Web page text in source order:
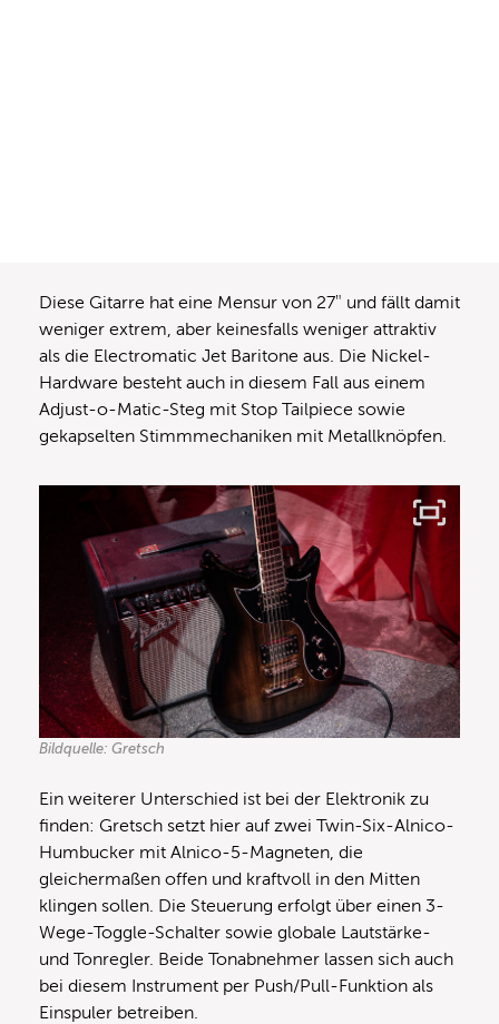
Diese Gitarre hat eine Mensur von 27″ und fällt damit
weniger extrem, aber keinesfalls weniger attraktiv
als die Electromatic Jet Baritone aus. Die Nickel-
Hardware besteht auch in diesem Fall aus einem
Adjust-o-Matic-Steg mit Stop Tailpiece sowie
gekapselten Stimmmechaniken mit Metallknöpfen.
Bildquelle: Gretsch
Ein weiterer Unterschied ist bei der Elektronik zu
finden: Gretsch setzt hier auf zwei Twin-Six-Alnico-
Humbucker mit Alnico-5-Magneten, die
gleichermaßen offen und kraftvoll in den Mitten
klingen sollen. Die Steuerung erfolgt über einen 3-
Wege-Toggle-Schalter sowie globale Lautstärke-
und Tonregler. Beide Tonabnehmer lassen sich auch
bei diesem Instrument per Push/Pull-Funktion als
Einspuler betreiben.